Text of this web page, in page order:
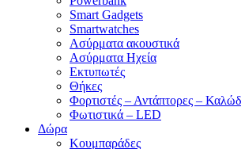
Smart Gadgets
Smartwatches
Ασύρματα ακουστικά
Ασύρματα Ηχεία
Εκτυπωτές
Θήκες
Φορτιστές – Αντάπτορες –
Φωτιστικά – LED
Δώρα
Κουμπαράδες